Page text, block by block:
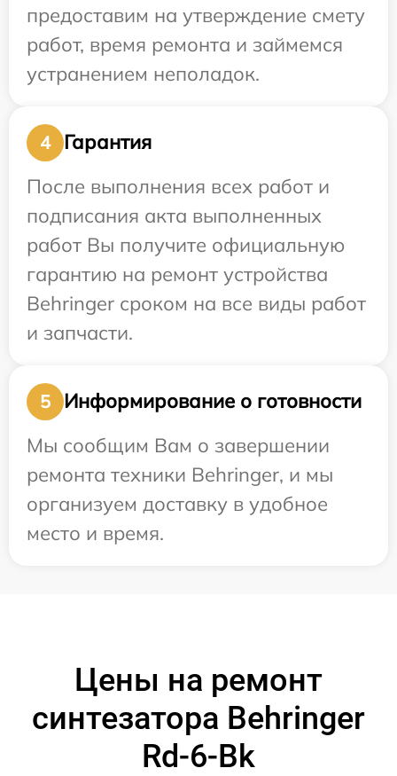
предоставим на утверждение смету
работ, время ремонта и займемся
устранением неполадок.
4
Гарантия
После выполнения всех работ и
подписания акта выполненных
работ Вы получите официальную
гарантию на ремонт устройства
Behringer сроком на все виды работ
и запчасти.
5
Информирование о готовности
Мы сообщим Вам о завершении
ремонта техники Behringer, и мы
организуем доставку в удобное
место и время.
Цены на ремонт
синтезатора Behringer
Rd-6-Bk